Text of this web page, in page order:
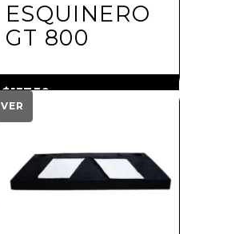
ESQUINERO
GT 800
$157.50 más IVA
VER